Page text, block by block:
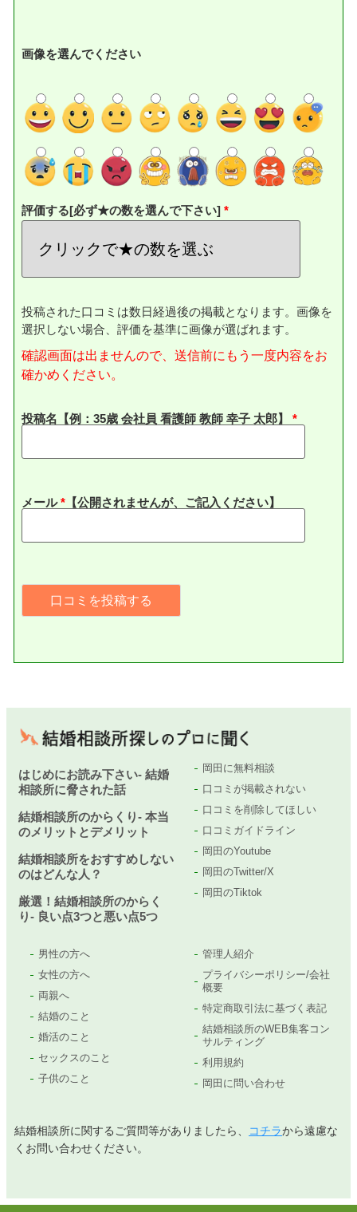
画像を選んでください
評価する[必ず★の数を選んで下さい]
投稿された口コミは数日経過後の掲載となります。画像を
選択しない場合、評価を基準に画像が選ばれます。
確認画面は出ませんので、送信前にもう一度内容をお
確かめください。
投稿名【例：35歳 会社員 看護師 教師 幸子 太郎】
メール* 【公開されませんが、ご記入ください】
はじめにお読み下さい- 結婚
相談所に脅された話
結婚相談所のからくり- 本当
のメリットとデメリット
結婚相談所をおすすめしない
のはどんな人？
厳選！結婚相談所のからく
り- 良い点3つと悪い点5つ
岡田に無料相談
口コミが掲載されない
口コミを削除してほしい
口コミガイドライン
岡田のYoutube
岡田のTwitter/X
岡田のTiktok
男性の方へ
女性の方へ
両親へ
結婚のこと
婚活のこと
セックスのこと
子供のこと
管理人紹介
プライバシーポリシー/会社
概要
特定商取引法に基づく表記
結婚相談所のWEB集客コン
サルティング
利用規約
岡田に問い合わせ
結婚相談所に関するご質問等がありましたら、 コチラから遠慮な
くお問い合わせください。